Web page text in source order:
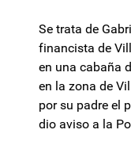
Se trata de
financista de
en una cabaña
en la zona de
por su padre el
dio aviso a la